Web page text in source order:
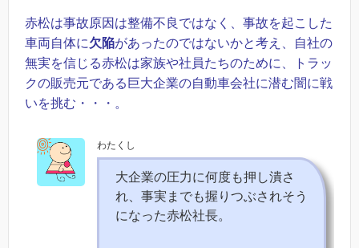
赤松は事故原因は整備不良ではなく、事故を起こした
車両自体に欠陥があったのではないかと考え、自社の
無実を信じる赤松は家族や社員たちのために、トラッ
クの販売元である巨大企業の自動車会社に潜む闇に戦
いを挑む・・・。
わたくし
大企業の圧力に何度も押し潰さ
れ、事実までも握りつぶされそう
になった赤松社長。